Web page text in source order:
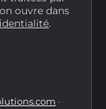
ouvre dans
.
·